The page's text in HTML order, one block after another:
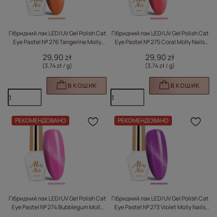
Гібридний лак LED/UV Gel Polish Cat
Eye Pastel № 276 Tangerine Molly
29,90 zł
(3,74 zł / g)
В КОШИК
Гібридний лак LED/UV Gel Polish Cat
Eye Pastel № 275 Coral Molly Nails
29,90 zł
(3,74 zł / g)
В КОШИК
РЕКОМЕНДОВАНО
Гібридний лак LED/UV Gel Polish Cat
Eye Pastel № 274 Bubblegum Molly
Натисніть, щоб
РЕКОМЕНДОВАНО
Гібридний лак LED/UV Gel Polish Cat
Eye Pastel № 273 Violet Molly Nails